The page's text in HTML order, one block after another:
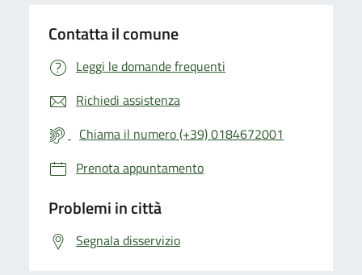
Contatta il comune
Leggi le domande frequenti
Richiedi assistenza
Chiama il numero (+39) 0184672001
Prenota appuntamento
Problemi in città
Segnala disservizio